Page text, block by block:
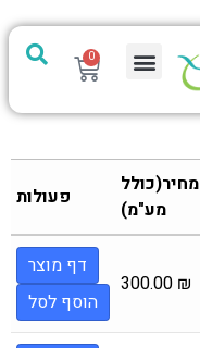
0
מחיר(כולל
מע"מ)
פעולות
300.00 ₪
דף מוצר
הוסף לסל